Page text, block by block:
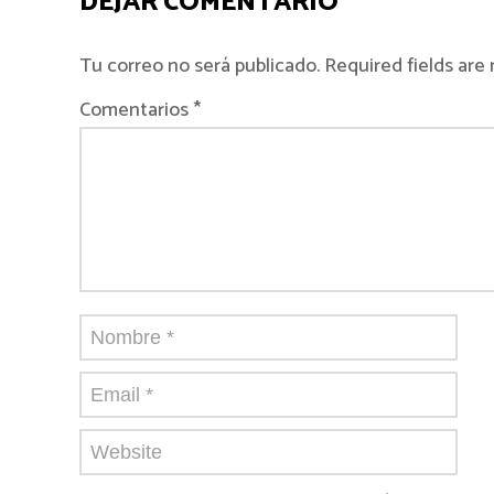
Tu correo no será publicado. Required fields are
Comentarios *